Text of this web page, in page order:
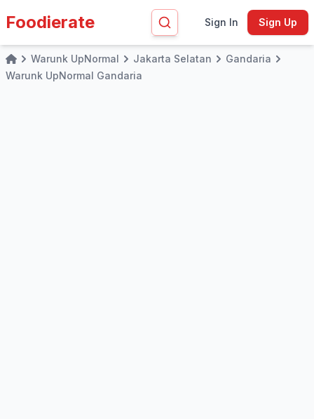
Foodierate Sign In Sign Up
HomeWarunk UpNormal Jakarta Selatan
Gandaria
Warunk UpNormal Gandaria